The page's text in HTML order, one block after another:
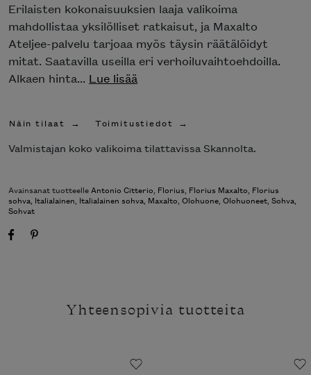
Erilaisten kokonaisuuksien laaja valikoima
mahdollistaa yksilölliset ratkaisut, ja Maxalto
Ateljee-palvelu tarjoaa myös täysin räätälöidyt
mitat. Saatavilla useilla eri verhoiluvaihtoehdoilla.
Alkaen hinta... Lue lisää
Näin tilaat Toimitustiedot
Valmistajan koko valikoima tilattavissa Skannolta.
Avainsanat tuotteelleAntonio Citterio, Florius, Florius Maxalto, Florius
sohva, Italialainen, Italialainen sohva, Maxalto, Olohuone, Olohuoneet, Sohva,
Sohvat
Yhteensopivia tuotteita